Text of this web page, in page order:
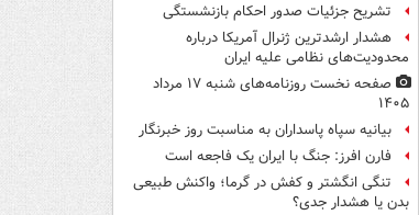
تشریح جزئیات صدور احکام بازنشستگی
هشدار ارشدترین ژنرال آمریکا درباره
محدودیت‌های نظامی علیه ایران
صفحه نخست روزنامه‌های شنبه ۱۷ مرداد
۱۴۰۵
بیانیه سپاه پاسداران به مناسبت روز خبرنگار
فارن افرز: جنگ با ایران یک فاجعه است
تنگی انگشتر و کفش در گرما؛ واکنش طبیعی
بدن یا هشدار جدی؟